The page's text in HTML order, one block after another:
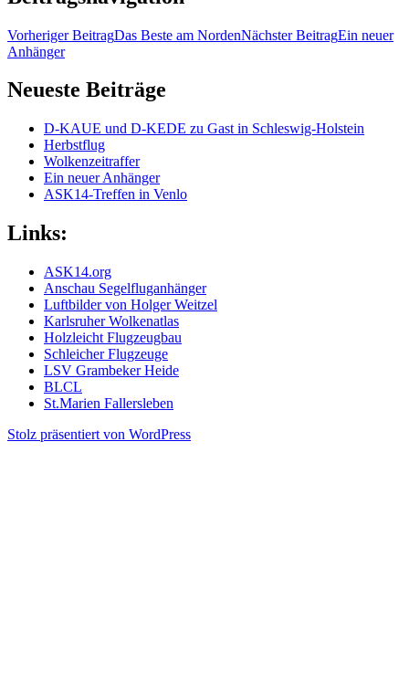
Vorheriger BeitragDas Beste am NordenNächster BeitragEin neuer
Anhänger
Neueste Beiträge
D-KAUE und D-KEDE zu Gast in Schleswig-Holstein
Herbstflug
Wolkenzeitraffer
Ein neuer Anhänger
ASK14-Treffen in Venlo
Links:
ASK14.org
Anschau Segelfluganhänger
Luftbilder von Holger Weitzel
Karlsruher Wolkenatlas
Holzleicht Flugzeugbau
Schleicher Flugzeuge
LSV Grambeker Heide
BLCL
St.Marien Fallersleben
Stolz präsentiert von WordPress